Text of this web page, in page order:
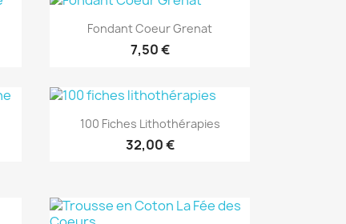
Aperçu rapide
Fondant Coeur Grenat
7,50 €
Aperçu rapide
100 Fiches Lithothérapies
32,00 €